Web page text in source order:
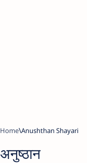
Home Anushthan Shayari
अनुष्ठान